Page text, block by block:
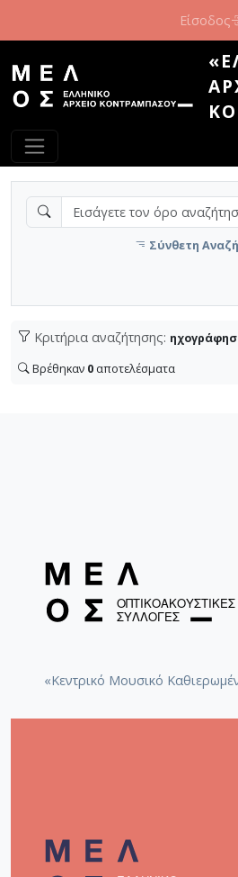
Είσοδος
Σύνθετη
Κριτήρια αναζήτησης:
Βρέθηκαν 0 αποτελέσματα
«Κεντρικό Μουσικό